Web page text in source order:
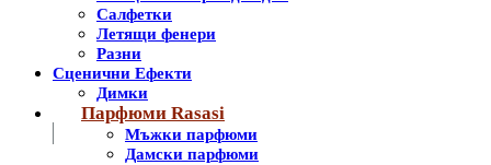
Салфетки
Летящи фенери
Разни
Сценични Ефекти
Димки
Парфюми Rasasi
Мъжки парфюми
Дамски парфюми